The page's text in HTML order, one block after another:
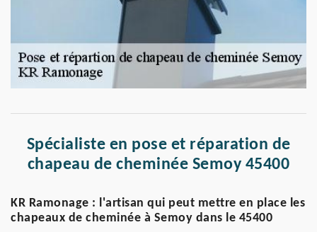
Spécialiste en pose et réparation de
chapeau de cheminée Semoy 45400
KR Ramonage : l'artisan qui peut mettre en place les
chapeaux de cheminée à Semoy dans le 45400